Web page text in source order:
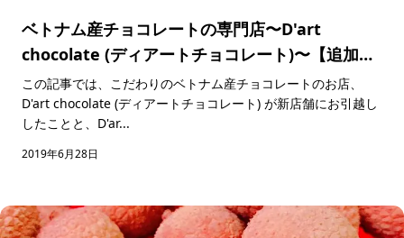
ベトナム産チョコレートの専門店〜D'art
chocolate (ディアートチョコレート)〜【追加情
報】
この記事では、こだわりのベトナム産チョコレートのお店、
D'art chocolate (ディアートチョコレート) が新店舗にお引越し
したことと、D'ar...
2019年6月28日